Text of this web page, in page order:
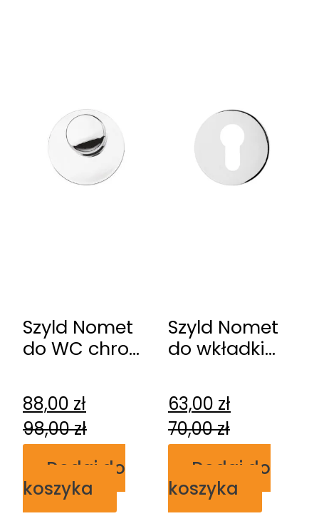
Szyld Nomet
do WC chrom
126.G2
88,00 zł
98,00zł
Dodaj do
koszyka
Szyld Nomet
do wkładki
T-003-126.G2
63,00 zł
70,00zł
Dodaj do
koszyka